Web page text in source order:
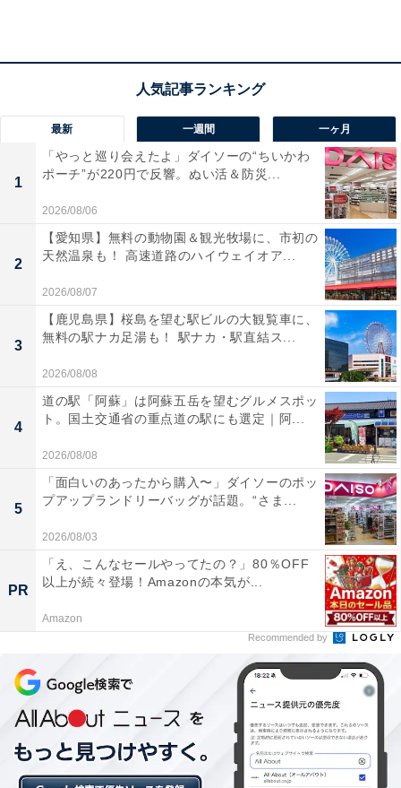
ラッキーポイント……ブルー、水玉模様、ドライフ
他の星座の運勢も見る
【2月の運勢】おひつじ座（牡羊座）※今見ている記事
【2月の運勢】おうし座（牡牛座）
【2月の運勢】ふたご座（双子座）
【2月の運勢】かに座（蟹座）
【2月の運勢】しし座（獅子座）
【2月の運勢】おとめ座（乙女座）
【2月の運勢】てんびん座（天秤座）
【2月の運勢】さそり座（蠍座）
最新 一週間 一ヶ月
1
「やっと巡り会えたよ」ダイソーの“ちいかわ
ポーチ”が220円で反響。ぬい活＆防災...
2026/08/06
2
【愛知県】無料の動物園＆観光牧場に、市初の
天然温泉も！ 高速道路のハイウェイオア...
2026/08/07
3
【鹿児島県】桜島を望む駅ビルの大観覧車に、
無料の駅ナカ足湯も！ 駅ナカ・駅直結ス...
2026/08/08
4
道の駅「阿蘇」は阿蘇五岳を望むグルメスポッ
ト。国土交通省の重点道の駅にも選定｜阿...
2026/08/08
5
「面白いのあったから購入〜」ダイソーのポッ
プアップランドリーバッグが話題。“さま...
2026/08/03
PR
「え、こんなセールやってたの？」80％OFF
以上が続々登場！Amazonの本気が...
Amazon
Recommended by